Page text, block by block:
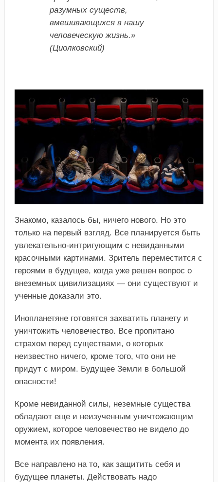
разумных существ,
вмешивающихся в нашу
человеческую жизнь.»
(Циолковский)
Знакомо, казалось бы, ничего нового. Но это
только на первый взгляд. Все планируется быть
увлекательно-интригующим с невиданными
красочными картинами. Зритель переместится с
героями в будущее, когда уже решен вопрос о
внеземных цивилизациях — они существуют и
ученные доказали это.
Инопланетяне готовятся захватить планету и
уничтожить человечество. Все пропитано
страхом перед существами, о которых
неизвестно ничего, кроме того, что они не
придут с миром. Будущее Земли в большой
опасности!
Кроме невиданной силы, неземные существа
обладают еще и неизученным уничтожающим
оружием, которое человечество не видело до
момента их появления.
Все направлено на то, как защитить себя и
будущее планеты. Действовать надо